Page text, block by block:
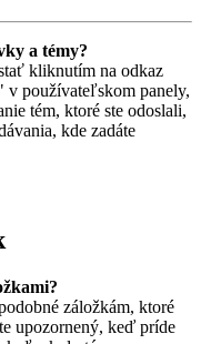
a témy?
kliknutím na odkaz
používateľskom panely,
tém, ktoré ste odoslali,
kde zadáte
záložkám, ktoré
upozornený, keď príde